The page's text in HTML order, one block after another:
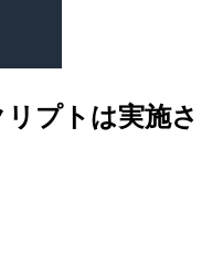
プトは実施さ